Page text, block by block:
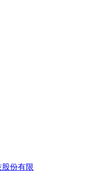
份有限